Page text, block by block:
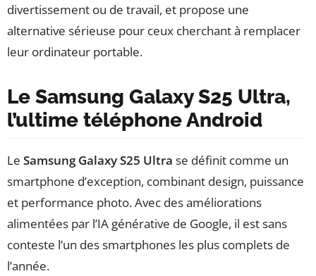
divertissement ou de travail, et propose une
alternative sérieuse pour ceux cherchant à remplacer
leur ordinateur portable.
Le Samsung Galaxy S25 Ultra,
l’ultime téléphone Android
Le Samsung Galaxy S25 Ultra se définit comme un
smartphone d’exception, combinant design, puissance
et performance photo. Avec des améliorations
alimentées par l’IA générative de Google, il est sans
conteste l’un des smartphones les plus complets de
l’année.